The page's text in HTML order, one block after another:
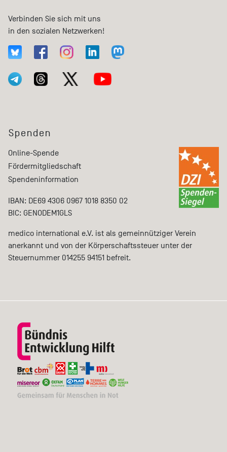
Verbinden Sie sich mit uns
in den sozialen Netzwerken!
Spenden
Online-Spende
Fördermitgliedschaft
Spendeninformation
IBAN: DE69 4306 0967 1018 8350 02
BIC: GENODEM1GLS
medico international e.V. ist als gemeinnütziger Verein
anerkannt und von der Körperschaftssteuer unter der
Steuernummer 014255 94151 befreit.